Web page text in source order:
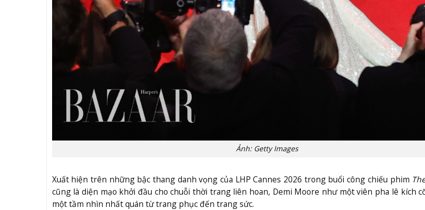
Ảnh: Getty Images
Xuất hiện trên những bậc thang danh vọng của LHP Cannes 2026 trong buổi công chiếu phim
cũng là diện mạo khởi đầu cho chuỗi thời trang liên hoan, Demi Moore như một viên pha lê kích
một tầm nhìn nhất quán từ trang phục đến trang sức.